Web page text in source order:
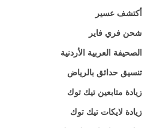
أكتشف عسير
شحن فري فاير
الصحيفة العربية الأردنية
تنسيق حدائق بالرياض
زيادة متابعين تيك توك
زيادة لايكات تيك توك